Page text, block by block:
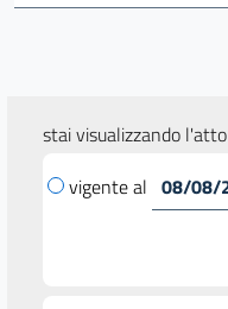
stai visualizzando l'atto
vigente al